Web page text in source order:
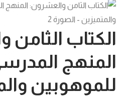
الكتاب
المنهج
للموهوبين